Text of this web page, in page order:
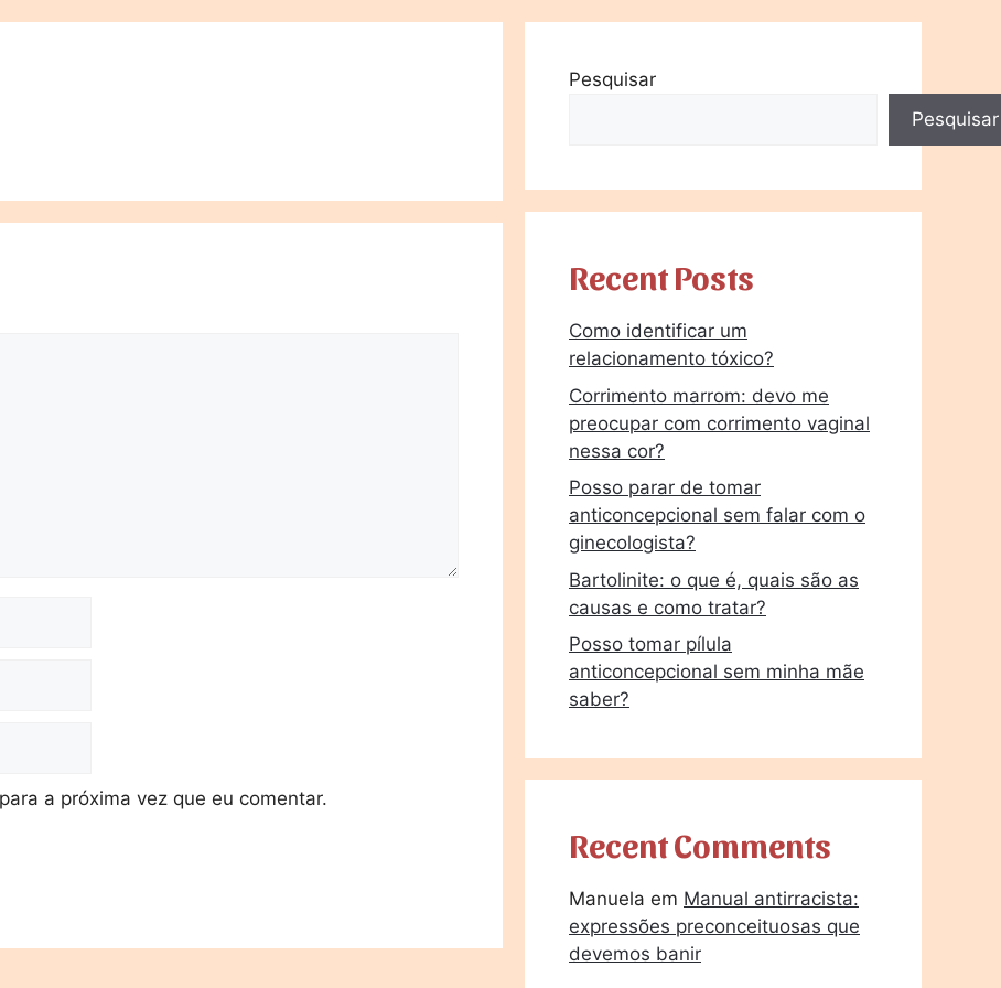
a próxima vez que eu comentar.
Pesquisar
Pesquisar
Recent Posts
Como identificar um
relacionamento tóxico?
Corrimento marrom: devo me
preocupar com corrimento vaginal
nessa cor?
Posso parar de tomar
anticoncepcional sem falar com o
ginecologista?
Bartolinite: o que é, quais são as
causas e como tratar?
Posso tomar pílula
anticoncepcional sem minha mãe
saber?
Recent Comments
Manuela em Manual antirracista:
expressões preconceituosas que
devemos banir